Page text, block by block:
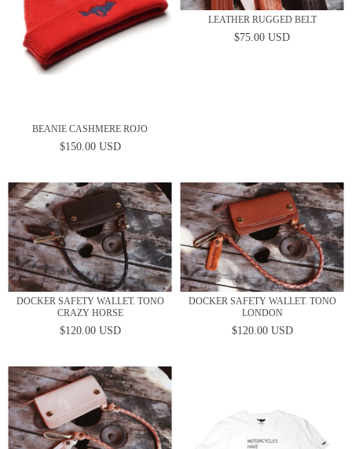
BEANIE CASHMERE ROJO
$150.00 USD
LEATHER RUGGED BELT
$75.00 USD
DOCKER SAFETY WALLET. TONO
CRAZY HORSE
$120.00 USD
DOCKER SAFETY WALLET. TONO
LONDON
$120.00 USD